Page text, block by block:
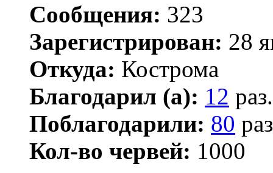
Сообщения: 323
Зарегистрирован: 28
Откуда: Кострома
Благодарил (а): 12 раз.
Поблагодарили: 80
Кол-во червей: 1000